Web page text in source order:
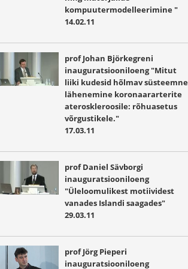
kompuutermodelleerimine "
14.02.11
prof Johan Björkegreni
inauguratsiooniloeng "Mitut
liiki kudesid hõlmav süsteemne
lähenemine koronaararterite
ateroskleroosile: rõhuasetus
võrgustikele."
17.03.11
prof Daniel Sävborgi
inauguratsiooniloeng
"Üleloomulikest motiividest
vanades Islandi saagades"
29.03.11
prof Jörg Pieperi
inauguratsiooniloeng